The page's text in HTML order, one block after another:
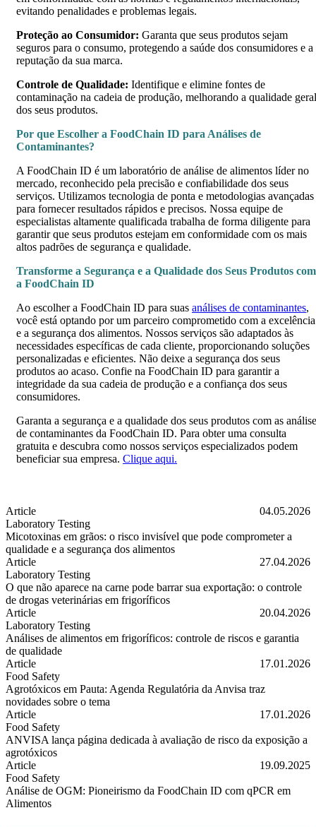
evitando penalidades e problemas legais.
Proteção ao Consumidor: Garanta que seus produtos sejam
seguros para o consumo, protegendo a saúde dos consumidores e a
reputação da sua marca.
Controle de Qualidade: Identifique e elimine fontes de
contaminação na cadeia de produção, melhorando a qualidade geral
dos seus produtos.
Por que Escolher a FoodChain ID para Análises de
Contaminantes?
A FoodChain ID é um laboratório de análise de alimentos líder no
mercado, reconhecido pela precisão e confiabilidade dos seus
serviços. Utilizamos tecnologia de ponta e metodologias avançadas
para fornecer resultados rápidos e precisos. Nossa equipe de
especialistas altamente qualificada trabalha de forma diligente para
garantir que seus produtos estejam em conformidade com os mais
altos padrões de segurança e qualidade.
Transforme a Segurança e a Qualidade dos Seus Produtos com
a FoodChain ID
Ao escolher a FoodChain ID para suas análises de contaminantes,
você está optando por um parceiro comprometido com a excelência
e a segurança dos alimentos. Nossos serviços são adaptados às
necessidades específicas de cada cliente, proporcionando soluções
personalizadas e eficientes. Não deixe a segurança dos seus
produtos ao acaso. Confie na FoodChain ID para garantir a
integridade da sua cadeia de produção e a confiança dos seus
consumidores.
Garanta a segurança e a qualidade dos seus produtos com as
de contaminantes da FoodChain ID. Para obter uma consulta
gratuita e descubra como nossos serviços especializados podem
beneficiar sua empresa. Clique aqui.
Article
04.05.2026
Laboratory Testing
Micotoxinas em grãos: o risco invisível que pode comprometer a
qualidade e a segurança dos alimentos
Micotoxinas em grãos: o risco invisível que pode comprometer a
Article
27.04.2026
Laboratory Testing
O que não aparece na carne pode barrar sua exportação: o controle
de drogas veterinárias em frigoríficos
O que não aparece na carne pode barrar sua exportação: o controle
Article
20.04.2026
Laboratory Testing
Análises de alimentos em frigoríficos: controle de riscos e garantia
de qualidade
Análises de alimentos em frigoríficos: controle de riscos e garantia de
Article
17.01.2026
Food Safety
Agrotóxicos em Pauta: Agenda Regulatória da Anvisa traz
novidades sobre o tema
Agrotóxicos em Pauta: Agenda Regulatória da Anvisa traz novidades
Article
17.01.2026
Food Safety
ANVISA lança página dedicada à avaliação de risco da exposição a
agrotóxicos
ANVISA lança página dedicada à avaliação de risco da exposição a
Article
19.09.2025
Food Safety
Análise de OGM: Pioneirismo da FoodChain ID com qPCR em
Alimentos